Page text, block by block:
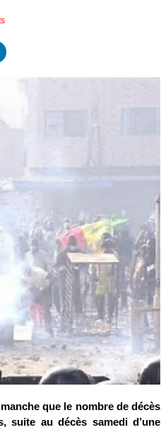
que le nombre de décès
suite au décès samedi d’une